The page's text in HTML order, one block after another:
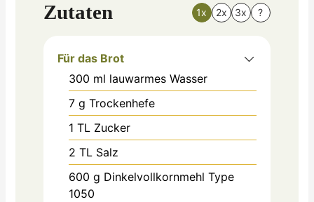
Zutaten 1x 2x 3x ?
Für das Brot
300 ml lauwarmes Wasser
7 g Trockenhefe
1 TL Zucker
2 TL Salz
600 g Dinkelvollkornmehl Type
1050